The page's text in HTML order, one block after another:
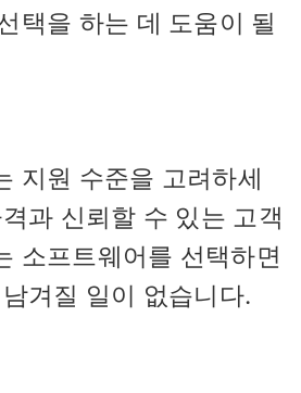
택을 하는 데 도움이 될
지원 수준을 고려하세
과 신뢰할 수 있는 고객
소프트웨어를 선택하면
겨질 일이 없습니다.